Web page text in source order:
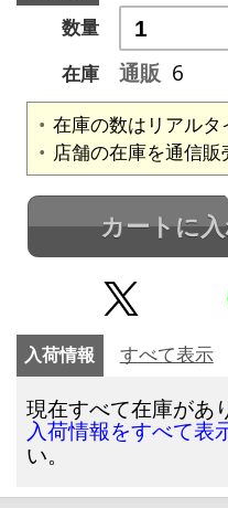
数量
在庫
通販 6
在庫の数はリアルタ
店舗の在庫を通信販
カートに
入荷情報 すべて表示
現在すべて在庫があ
入荷情報をすべて表
い。